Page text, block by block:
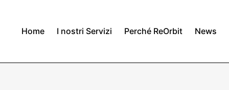
Home I nostri Servizi Perché ReOrbit News